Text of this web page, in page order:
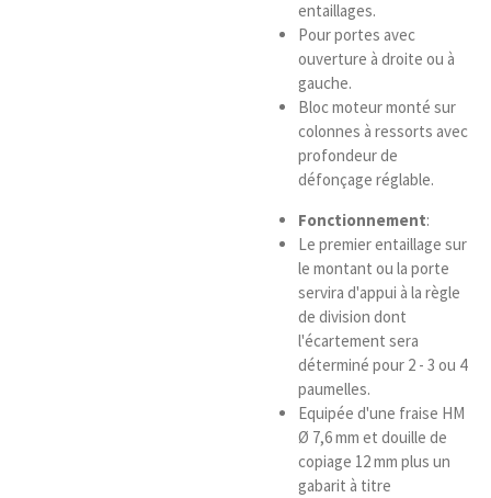
entaillages.
Pour portes avec
ouverture à droite ou à
gauche.
Bloc moteur monté sur
colonnes à ressorts avec
profondeur de
défonçage réglable.
Fonctionnement:
Le premier entaillage sur
le montant ou la porte
servira d'appui à la règle
de division dont
l'écartement sera
déterminé pour 2 - 3 ou 4
paumelles.
Equipée d'une fraise HM
Ø 7,6 mm et douille de
copiage 12 mm plus un
gabarit à titre